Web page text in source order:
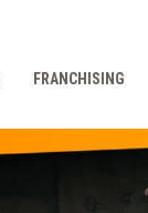
FRANCHISING